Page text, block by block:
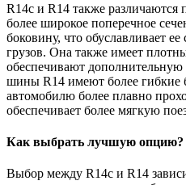
R14c и R14 также различаются
более широкое поперечное
боковину, что обуславливает ее
грузов. Она также имеет
обеспечивают
шины R14 имеют более гибкие
автомобилю более плавно
обеспечивает более мягкую
Как выбрать лучшую опцию?
Выбор между R14c и R14